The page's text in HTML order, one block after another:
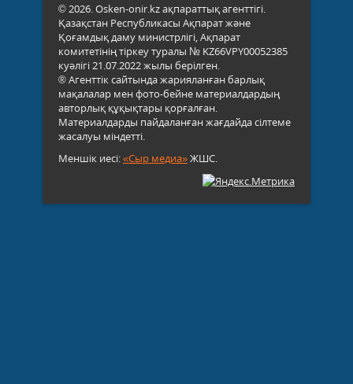
© 2026. Osken-onir.kz ақпараттық агенттігі.
Қазақстан Республикасы Ақпарат және
Қоғамдық даму министрлігі, Ақпарат
комитетінің тіркеу туралы № KZ66VPY00052385
куәлігі 21.07.2022 жылы берілген.
® Агенттік сайтында жарияланған барлық
мақалалар мен фото-бейне материалдардың
авторлық құқықтары қорғалған.
Материалдарды пайдаланған жағдайда сілтеме
жасалуы міндетті.
Меншік иесі:«Сыр медиа»ЖШС.